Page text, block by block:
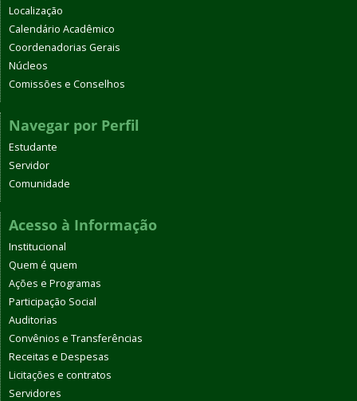
Localização
Calendário Acadêmico
Coordenadorias Gerais
Núcleos
Comissões e Conselhos
Navegar por Perfil
Estudante
Servidor
Comunidade
Acesso à Informação
Institucional
Quem é quem
Ações e Programas
Participação Social
Auditorias
Convênios e Transferências
Receitas e Despesas
Licitações e contratos
Servidores